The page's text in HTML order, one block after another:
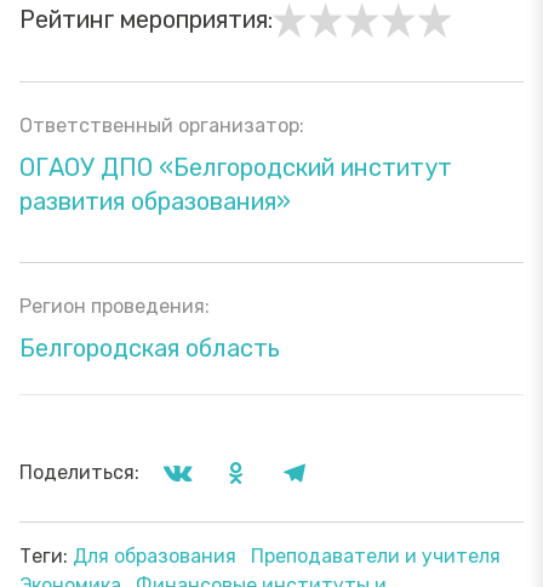
Рейтинг мероприятия:
Ответственный организатор:
ОГАОУ ДПО «Белгородский институт
развития образования»
Регион проведения:
Белгородская область
Поделиться:
Теги: Для образования
Преподаватели и учителя